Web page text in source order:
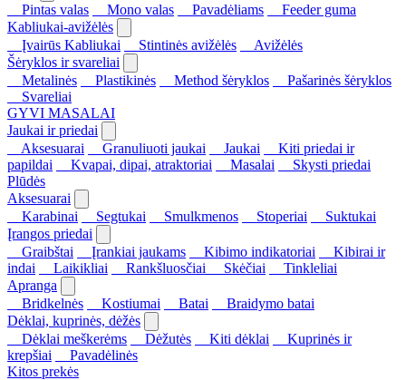
Pintas valas
Mono valas Pavadėliams
Feeder guma
Kabliukai-avižėlės
Įvairūs Kabliukai
Stintinės avižėlės
Avižėlės
Šėryklos ir svareliai
Metalinės
Plastikinės Method šėryklos
Pašarinės šėryklos
Svareliai
GYVI MASALAI
Jaukai ir priedai
Aksesuarai
Granuliuoti jaukai Jaukai
Kiti priedai ir
papildai
Kvapai, dipai, atraktoriai Masalai
Skysti priedai
Plūdės
Aksesuarai
Karabinai
Segtukai Smulkmenos Stoperiai
Suktukai
Įrangos priedai
Graibštai
Įrankiai jaukams Kibimo indikatoriai
Kibirai ir
indai
Laikikliai Rankšluosčiai Skėčiai
Tinkleliai
Apranga
Bridkelnės
Kostiumai Batai
Braidymo batai
Dėklai, kuprinės, dėžės
Dėklai meškerėms
Dėžutės Kiti dėklai
Kuprinės ir
krepšiai
Pavadėlinės
Kitos prekės